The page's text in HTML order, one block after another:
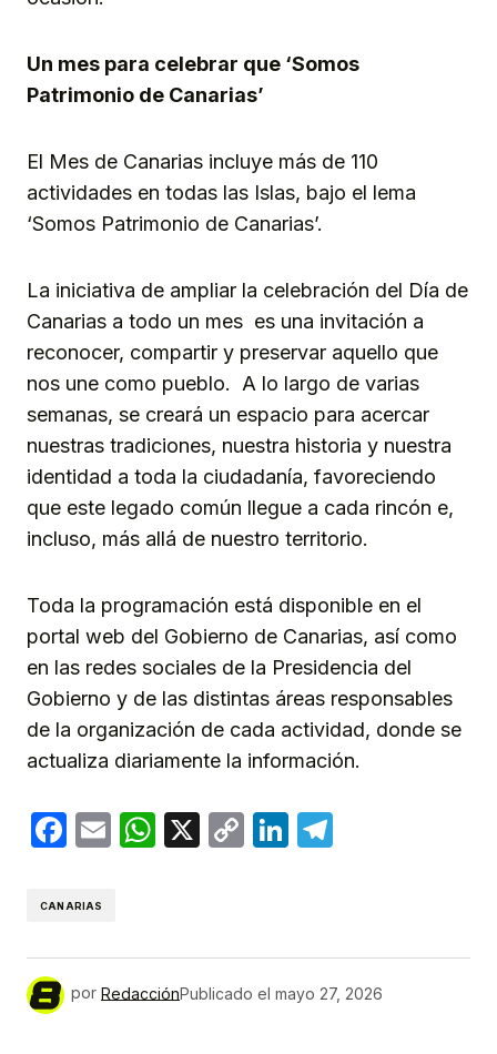
Un mes para celebrar que ‘Somos
Patrimonio de Canarias’
El Mes de Canarias incluye más de 110
actividades en todas las Islas, bajo el lema
‘Somos Patrimonio de Canarias’.
La iniciativa de ampliar la celebración del Día de
Canarias a todo un mes es una invitación a
reconocer, compartir y preservar aquello que
nos une como pueblo. A lo largo de varias
semanas, se creará un espacio para acercar
nuestras tradiciones, nuestra historia y nuestra
identidad a toda la ciudadanía, favoreciendo
que este legado común llegue a cada rincón e,
incluso, más allá de nuestro territorio.
Toda la programación está disponible en el
portal web del Gobierno de Canarias, así como
en las redes sociales de la Presidencia del
Gobierno y de las distintas áreas responsables
de la organización de cada actividad, donde se
actualiza diariamente la información.
Facebook
EmailWhatsApp
X
CopyLinkedIn
CANARIAS
por RedacciónPublicado el mayo 27, 2026